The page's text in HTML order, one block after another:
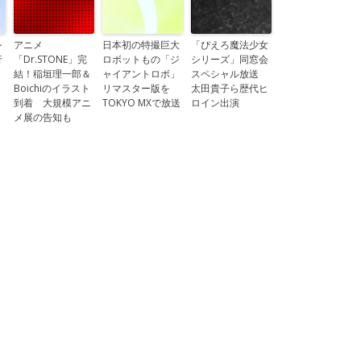
アニメ
「Dr.STONE」完
結！稲垣理一郎＆
Boichiのイラスト
到着 大規模アニ
メ展の告知も
日本初の特撮巨大
ロボットもの「ジ
ャイアントロボ」
リマスター版を
TOKYO MXで放送
「ぴえろ魔法少女
シリーズ」同窓会
スペシャル放送
太田貴子ら歴代ヒ
ロイン出演